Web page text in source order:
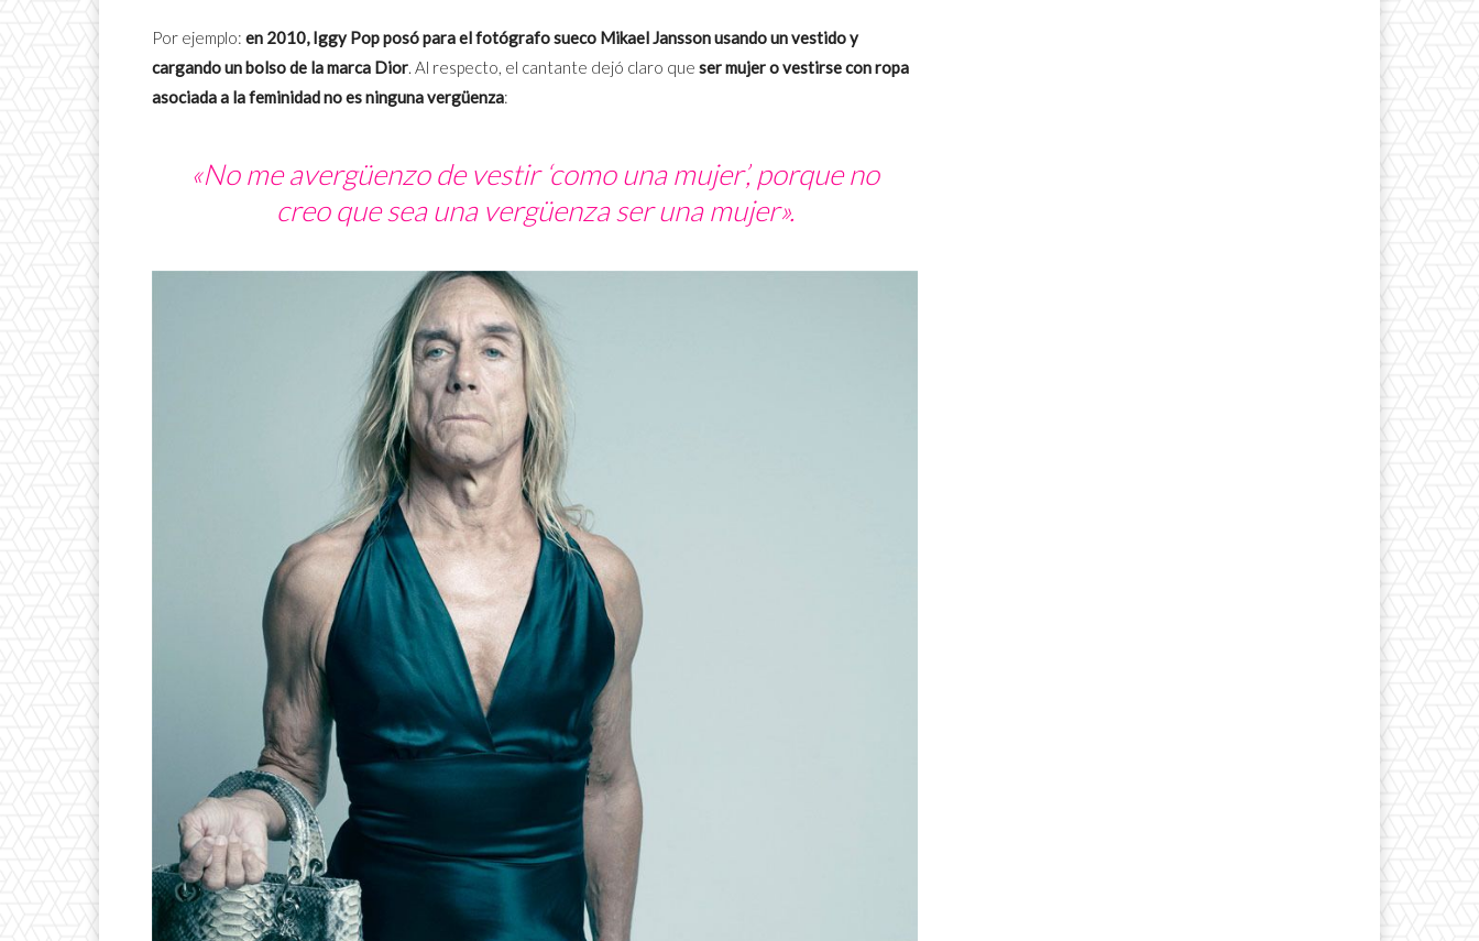
Por ejemplo: en 2010, Iggy Pop posó para el fotógrafo sueco Mikael Jansson usando un vestido y
cargando un bolso de la marca Dior. Al respecto, el cantante dejó claro que ser mujer o vestirse con ropa
asociada a la feminidad no es ninguna vergüenza:
«No me avergüenzo de vestir ‘como una mujer’, porque no
creo que sea una vergüenza ser una mujer».